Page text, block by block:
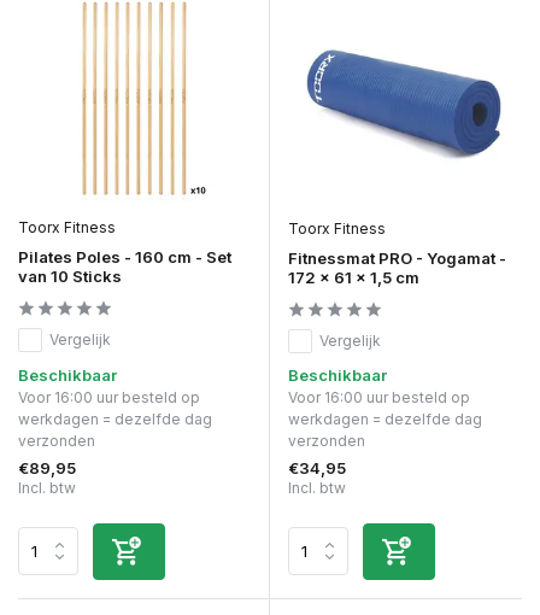
Toorx Fitness
Pilates Poles - 160 cm - Set
van 10 Sticks
Vergelijk
Beschikbaar
Voor 16:00 uur besteld op
werkdagen = dezelfde dag
verzonden
€89,95
Incl. btw
Toorx Fitness
Fitnessmat PRO - Yogamat -
172 x 61 x 1,5 cm
Vergelijk
Beschikbaar
Voor 16:00 uur besteld op
werkdagen = dezelfde dag
verzonden
€34,95
Incl. btw